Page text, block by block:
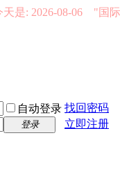
天是: 2026-08-06 "国
自动登录 找回密码
登录
立即注册